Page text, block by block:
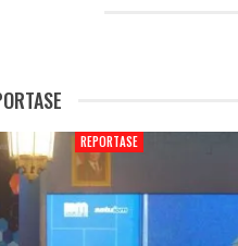
REPORTASE